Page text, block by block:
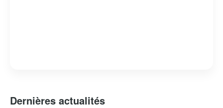
Dernières actualités